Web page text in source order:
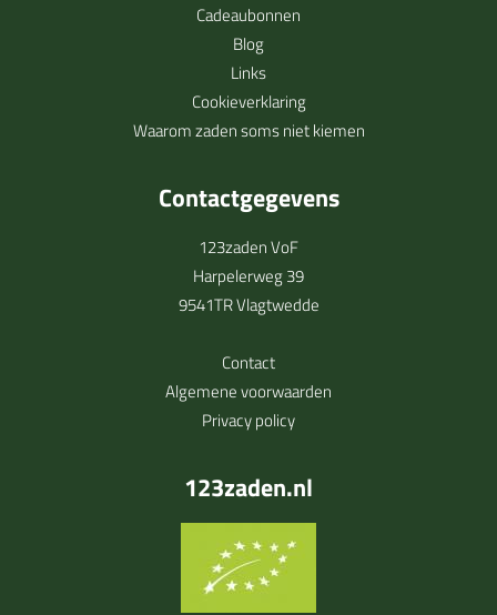
Cadeaubonnen
Blog
Links
Cookieverklaring
Waarom zaden soms niet kiemen
Contactgegevens
123zaden VoF
Harpelerweg 39
9541TR Vlagtwedde
Contact
Algemene voorwaarden
Privacy policy
123zaden.nl